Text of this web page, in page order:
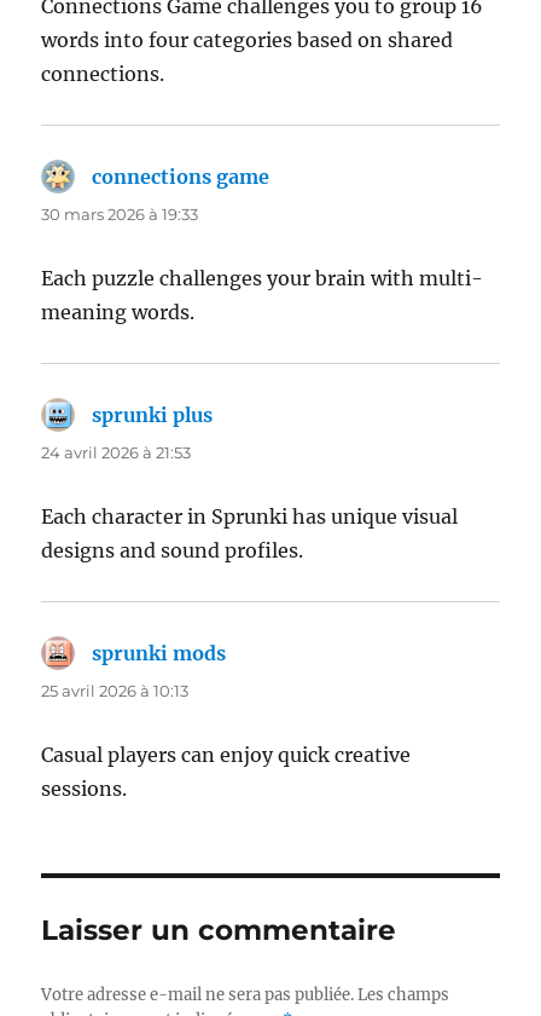
Connections Game challenges you to group 16
words into four categories based on shared
connections.
connections game
30 mars 2026 à 19:33
Each puzzle challenges your brain with multi-
meaning words.
sprunki plus
24 avril 2026 à 21:53
Each character in Sprunki has unique visual
designs and sound profiles.
sprunki mods
25 avril 2026 à 10:13
Casual players can enjoy quick creative
sessions.
Laisser un commentaire
Votre adresse e-mail ne sera pas publiée. Les champs